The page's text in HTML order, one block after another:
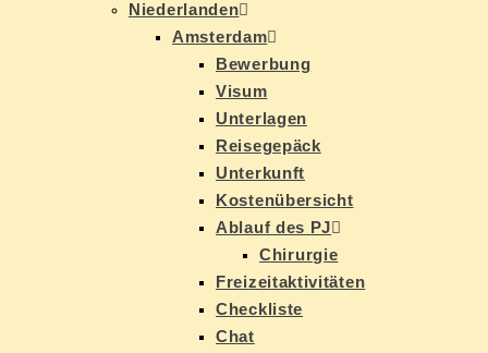
Nie­der­lan­den
Ams­ter­dam
Be­wer­bung
Vi­sum
Un­ter­la­gen
Rei­se­ge­päck
Un­ter­kunft
Kos­ten­über­sicht
Ab­lauf des PJ
Chir­ur­gie
Frei­zeit­ak­ti­vi­tä­ten
Check­lis­te
Chat